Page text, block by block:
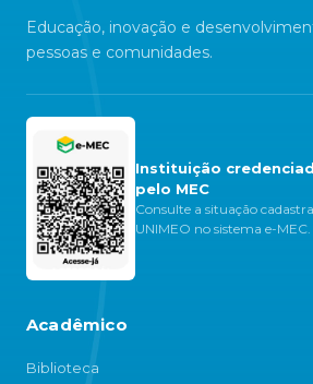
Educação, inovação e
pessoas e comunidades.
Instituição
pelo MEC
Consulte a situação
UNIMEO no sistema e-MEC.
Acadêmico
Biblioteca